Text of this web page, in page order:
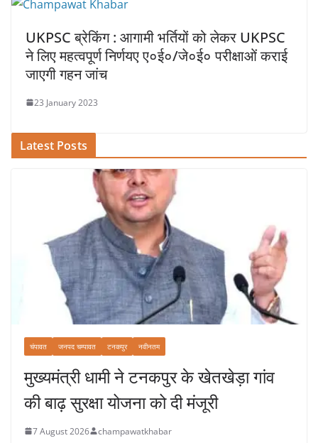
UKPSC ब्रेकिंग : आगामी भर्तियों को लेकर UKPSC
ने लिए महत्वपूर्ण निर्णयए ए०ई०/जे०ई० परीक्षाओं कराई
जाएगी गहन जांच
23 January 2023
Latest Posts
चंपावत जनपद चम्पावत टनकपुर नवीनतम
मुख्यमंत्री धामी ने टनकपुर के खेतखेड़ा गांव
की बाढ़ सुरक्षा योजना को दी मंजूरी
7 August 2026 champawatkhabar